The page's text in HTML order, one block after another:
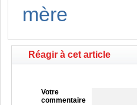
mère
Réagir à cet article
Votre
commentaire